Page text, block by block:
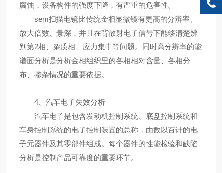
腐蚀，设备构件的强度下降，有严重的危害性。
sem扫描电镜比传统金相显微镜有更高的分辨率、
放大倍数、景深，并且在背散射电子信号下能够清楚辨
别第2相、杂质相、应力集中等问题。同时高分辨率的能
谱面分析是分析金相组织里的各相相对含量、各相分
布、掺杂情况的重要依据。
4、汽车电子失效分析
汽车电子是包含发动机控制系统、底盘控制系统和
车身控制系统的电子控制装置的总称，由数以百计的电
子元器件及其零部件组成。每个器件的性能检验和缺陷
分析是控制产品可靠度的重要环节。